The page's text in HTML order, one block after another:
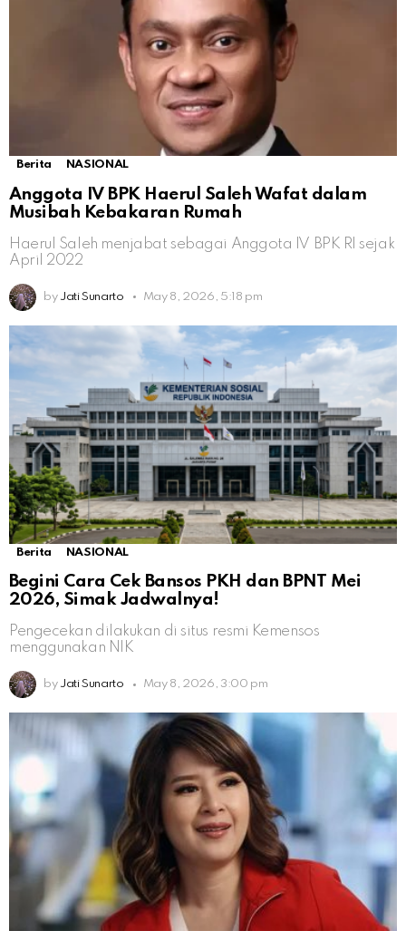
Berita NASIONAL
Anggota IV BPK Haerul Saleh Wafat dalam
Musibah Kebakaran Rumah
Haerul Saleh menjabat sebagai Anggota IV BPK RI sejak
April 2022
by Jati Sunarto May 8, 2026, 5:18 pm
Berita NASIONAL
Begini Cara Cek Bansos PKH dan BPNT Mei
2026, Simak Jadwalnya!
Pengecekan dilakukan di situs resmi Kemensos
menggunakan NIK
by Jati Sunarto May 8, 2026, 3:00 pm